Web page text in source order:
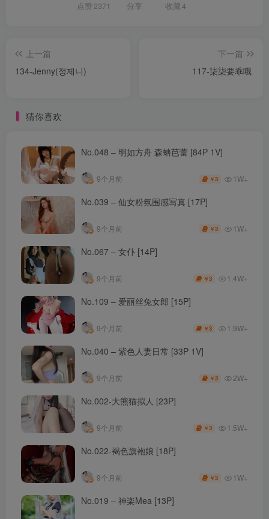
点赞 2371 分享 收藏4
上一篇
134-Jenny(정제니)
下一篇
117-柒柒要乖哦
猜你喜欢
No.048 – 明如方舟 森蚺芭蕾 [84P 1V]
9个月前 ￥3 1W+
No.039 – 仙女粉氛围感写真 [17P]
9个月前 ￥3 1W+
No.067 – 女仆 [14P]
9个月前 ￥3 1.4W+
No.109 – 爱丽丝兔女郎 [15P]
9个月前 ￥3 1.9W+
No.040 – 紫色人妻日常 [33P 1V]
9个月前 ￥3 2W+
No.002-大熊猫拟人 [23P]
9个月前 ￥3 1.5W+
No.022-褐色旗袍娘 [18P]
9个月前 ￥3 1W+
No.019 – 神楽Mea [13P]